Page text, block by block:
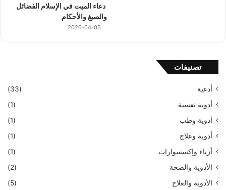
دعاء الميت في الإسلام الفضائل
والصيغ والأحكام
2026-04-05
تصنيفات
أدعية
(33)
أدوية نفسية
(1)
أدوية وطب
(1)
أدوية وعلاج
(1)
أزياء وإكسسوارات
(1)
الأدوية والصحة
(2)
الأدوية والعلاج
(5)